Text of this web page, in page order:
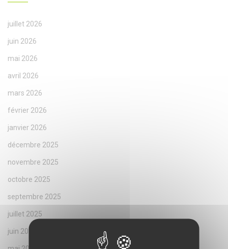
juillet 2026
juin 2026
mai 2026
avril 2026
mars 2026
février 2026
janvier 2026
décembre 2025
novembre 2025
octobre 2025
septembre 2025
juillet 2025
juin 2025